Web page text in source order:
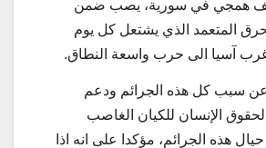
همجي في سورية، يصب ضمن
المتعمد الذي يشتعل كل يوم
آسيا الى حرب واسعة النطاق.
سبب كل هذه الجرائم ودعم
لحقوق الإنسان للكيان الغاصب
هذه الجرائم، مؤكدا على انه اذا